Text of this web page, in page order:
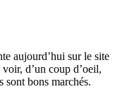
aujourd’hui sur le site
d’un coup d’oeil,
sont bons marchés.